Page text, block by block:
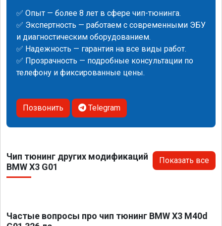
✅ Опыт — более 8 лет в сфере чип-тюнинга.
✅ Экспертность — работаем с современными ЭБУ
и диагностическим оборудованием.
✅ Надежность — гарантия на все виды работ.
✅ Прозрачность — подробные консультации по
телефону и фиксированные цены.
Позвонить Telegram
Чип тюнинг других модификаций
BMW X3 G01
Показать все
Частые вопросы про чип тюнинг BMW X3 M40d